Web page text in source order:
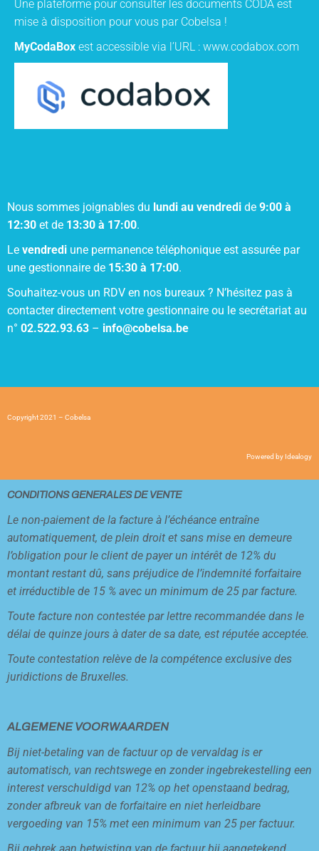
Une plateforme pour consulter les documents CODA est
mise à disposition pour vous par Cobelsa !
MyCodaBox est accessible via l’URL : www.codabox.com
Nous sommes joignables du lundi au vendredi de 9:00 à
12:30 et de 13:30 à 17:00.
Le vendredi une permanence téléphonique est assurée par
une gestionnaire de 15:30 à 17:00.
Souhaitez-vous un RDV en nos bureaux ? N’hésitez pas à
contacter directement votre gestionnaire ou le secrétariat au
n° 02.522.93.63 – info@cobelsa.be
Copyright 2021 – Cobelsa
Powered by Idealogy
CONDITIONS GENERALES DE VENTE
Le non-paiement de la facture à l’échéance entraîne
automatiquement, de plein droit et sans mise en demeure
l’obligation pour le client de payer un intérêt de 12% du
montant restant dû, sans préjudice de l’indemnité forfaitaire
et irréductible de 15 % avec un minimum de 25 par facture.
Toute facture non contestée par lettre recommandée dans le
délai de quinze jours à dater de sa date, est réputée acceptée.
Toute contestation relève de la compétence exclusive des
juridictions de Bruxelles.
ALGEMENE VOORWAARDEN
Bij niet-betaling van de factuur op de vervaldag is er
automatisch, van rechtswege en zonder ingebrekestelling een
interest verschuldigd van 12% op het openstaand bedrag,
zonder afbreuk van de forfaitaire en niet herleidbare
vergoeding van 15% met een minimum van 25 per factuur.